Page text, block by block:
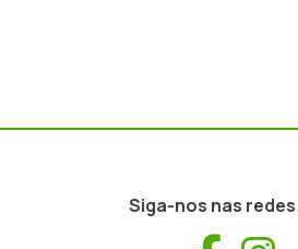
Siga-nos nas